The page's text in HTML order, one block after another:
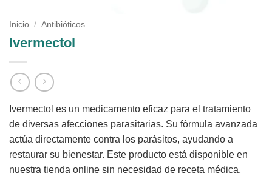
Inicio / Antibióticos
Ivermectol
Ivermectol es un medicamento eficaz para el tratamiento
de diversas afecciones parasitarias. Su fórmula avanzada
actúa directamente contra los parásitos, ayudando a
restaurar su bienestar. Este producto está disponible en
nuestra tienda online sin necesidad de receta médica,